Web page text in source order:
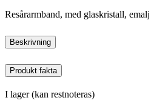
Resårarmband, med glaskristall,
Beskrivning
Produkt fakta
I lager (kan restnoteras)